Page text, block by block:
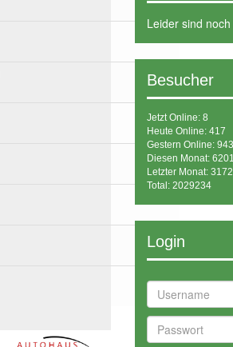
Leider sind
Besucher
Jetzt Online: 8
Heute Online: 417
Gestern Online: 943
Diesen Monat: 6201
Letzter Monat:
Total: 2029234
Login